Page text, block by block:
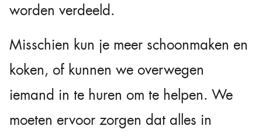
worden verdeeld.
Misschien kun je meer schoonmaken en
koken, of kunnen we overwegen
iemand in te huren om te helpen. We
moeten ervoor zorgen dat alles in